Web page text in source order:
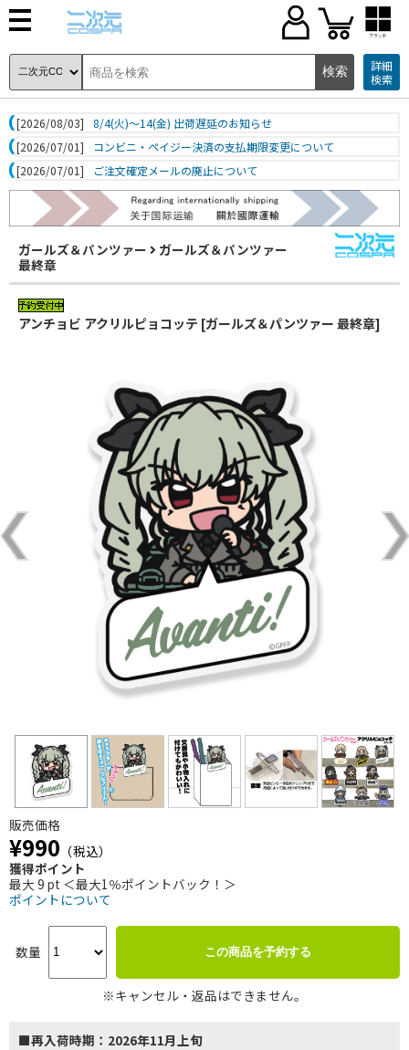
ブランド
詳細
検索
[2026/08/03]
8/4(火)～14(金) 出荷遅延のお知らせ
[2026/07/01]
コンビニ・ペイジー決済の支払期限変更について
[2026/07/01]
ご注文確定メールの廃止について
ガールズ＆パンツァー
ガールズ＆パンツァー
最終章
アンチョビ アクリルピョコッテ [ガールズ＆パンツァー 最終章]
販売価格
¥990 （税込）
獲得ポイント
最大 9 pt ＜最大1％ポイントバック！＞
ポイントについて
数量 この商品を予約する
※キャンセル・返品はできません。
■再入荷時期：2026年11月上旬